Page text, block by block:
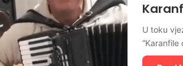
U toku
“Karanfile